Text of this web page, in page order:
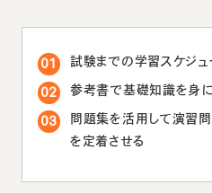
試験までの学習スケジュ
参考書で基礎知識を身
問題集を活用して演習
を定着させる